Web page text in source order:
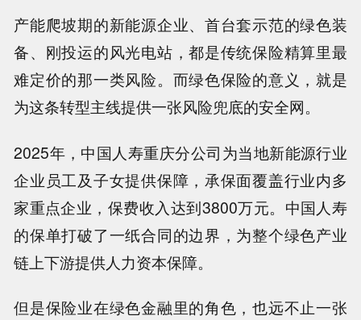
产能爬坡期的新能源企业、首台套示范的绿色装
备、刚投运的风光电站，都是传统保险精算里最
难定价的那一类风险。而绿色保险的意义，就是
为这条转型主线提供一张风险兜底的安全网。
2025年，中国人寿重庆分公司为当地新能源行业
企业员工及子女提供保障，承保面覆盖行业内多
家重点企业，保费收入达到3800万元。中国人寿
的保单打破了一纸合同的边界，为整个绿色产业
链上下游提供人力资本保障。
但是保险业在绿色金融里的角色，也远不止一张